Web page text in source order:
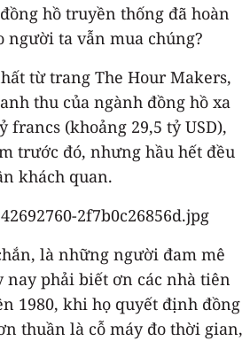
hồ truyền thống đã hoàn
người ta vẫn mua chúng?
từ trang The Hour Makers,
thu của ngành đồng hồ xa
francs (khoảng 29,5 tỷ USD),
trước đó, nhưng hầu hết đều
khách quan.
là những người đam mê
nay phải biết ơn các nhà tiên
1980, khi họ quyết định đồng
thuần là cỗ máy đo thời gian,